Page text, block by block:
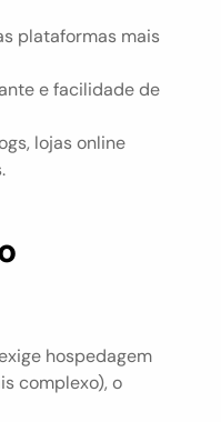
plataformas mais
e facilidade de
lojas online
hospedagem
complexo), o